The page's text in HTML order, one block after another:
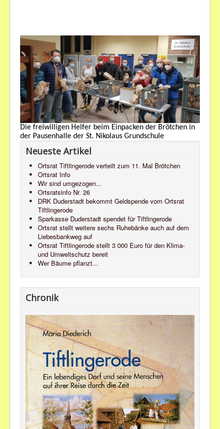
Die freiwilligen Helfer beim Einpacken der Brötchen in
der Pausenhalle der St. Nikolaus Grundschule
Neueste Artikel
Ortsrat Tiftlingerode verteilt zum 11. Mal Brötchen
Ortsrat Info
Wir sind umgezogen...
Ortsratsinfo Nr. 26
DRK Duderstadt bekommt Geldspende vom Ortsrat
Tiftlingerode
Sparkasse Duderstadt spendet für Tiftlingerode
Ortsrat stellt weitere sechs Ruhebänke auch auf dem
Liebesbankweg auf
Ortsrat Tiftlingerode stellt 3 000 Euro für den Klima-
und Umweltschutz bereit
Wer Bäume pflanzt...
Chronik